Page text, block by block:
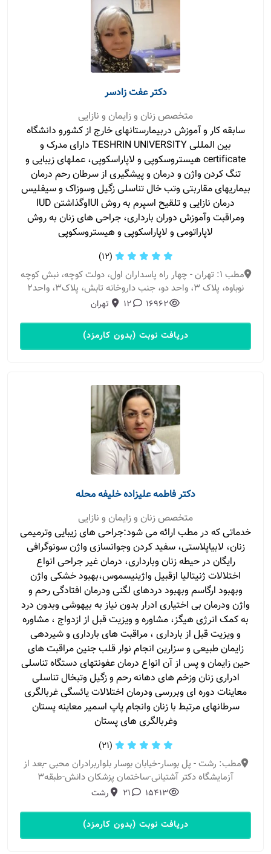
دکتر عفت زادسر
متخصص زنان و زایمان و نازایی
سابقه کار و آموزش دربیمارستانهای خارج از کشورو دانشگاه
بین المللی TESHRIN UNIVERSITY دارای مدرک و
certificate هیستروسکوپی و لاپاراسکوپی، عملهای زیبایی و
تنگ کردن واژن و درمان و پیشگیری از سرطان رحم درمان
بیماریهای مقاربتی وتب خال تناسلی زگیل وسوزاک و سیفلیس
درمان نازایی و تلقیح اسپرم به روش IUIوگذاشتن IUD
ومراقبت وآموزش دوران بارداری، جراحی های زنان به روش
لاپاراتومی و لاپاراسکوپی و هیستروسکوپی
(12)
مطب 1: تهران - چهار راه پاسداران اول، دولت کوچه، نبش کوچه
نوباوه، پلاک ۳، واحد دو، جنب داروخانه تابش، پلاک3، واحد2
16962
12 تهران
دریافت نوبت (بدون کارمزد)
دکتر فاطمه علیزاده خلیفه محله
متخصص زنان و زایمان و نازایی
خدماتی که در مطب ارائه می شود:جراحی های زیبایی وترمیمی
زنان، لابیاپلاستی، سفید کردن وجوانسازی واژن سونوگرافی
رایگان در حیطه زنان وبارداری، درمان غیر جراحی انواع
اختلالات ژنیتالیا ازقبیل واژینیسموس،بهبود خشکی واژن
وبهبود ارگاسم وبهبود دردهای لگنی ودرمان افتادگی رحم و
واژن ودرمان بی اختیاری ادرار بدون نیاز به بیهوشی وبدون درد
به کمک انرژی هیگز، مشاوره و ویزیت قبل از ازدواج ، مشاوره
و ویزیت قبل از بارداری ، مراقبت های بارداری و شیردهی
زایمان طبیعی و سزارین انجام نوار قلب جنین مراقبت های
حین زایمان و پس از آن انواع درمان عفونتهای دستگاه تناسلی
ادراری زنان وزخم های دهانه رحم و زگیل وتبخال تناسلی
معاینات دوره ای وبررسی ودرمان اختلالات یائسگی غربالگری
سرطانهای مرتبط با زنان وانجام پاپ اسمیر معاینه پستان
وغربالگری های پستان
(21)
مطب: رشت - پل بوسار-خیابان بوسار بلواربرادران محبی -بعد از
آزمایشگاه دکتر آشتیانی-ساختمان پزشکان دانش-طبقه۳
15413
21 رشت
دریافت نوبت (بدون کارمزد)